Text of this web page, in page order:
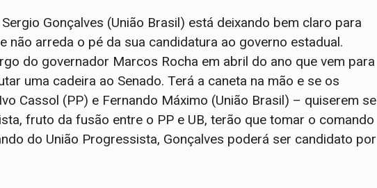
Gonçalves (União Brasil) está deixando bem claro para
não arreda o pé da sua candidatura ao governo estadual.
do governador Marcos Rocha em abril do ano que vem para
uma cadeira ao Senado. Terá a caneta na mão e se os
Cassol (PP) e Fernando Máximo (União Brasil) – quiserem se
fruto da fusão entre o PP e UB, terão que tomar o comando
do União Progressista, Gonçalves poderá ser candidato por